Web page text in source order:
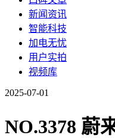
新闻资讯
智能科技
加电无忧
用户实拍
视频库
2025-07-01
NO.3378 蔚